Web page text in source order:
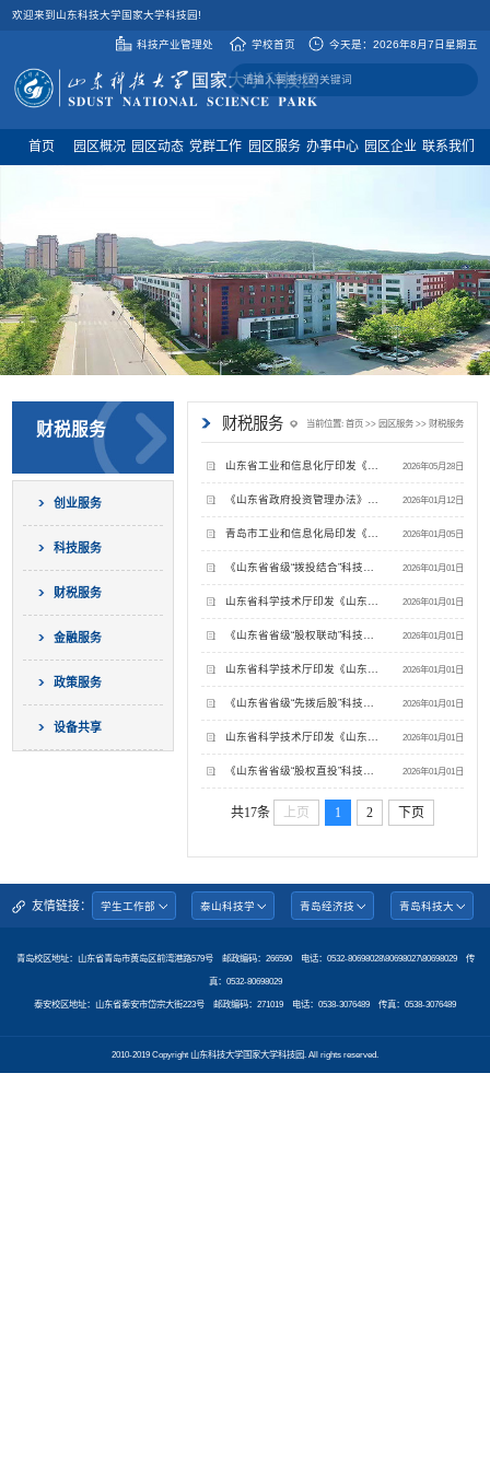
欢迎来到山东科技大学国家大学科技园!
科技产业管理处 学校首页 今天是： 2026年8月7日星期五
首页 园区概况 园区动态 党群工作 园区服务 办事中心 园区企业 联系我们
财税服务
创业服务
科技服务
财税服务
金融服务
政策服务
设备共享
财税服务 当前位置: 首页>> 园区服务>> 财税服务
2026年05月28日
2026年01月12日
2026年01月05日
2026年01月01日
2026年01月01日
2026年01月01日
2026年01月01日
2026年01月01日
2026年01月01日
2026年01月01日
共17条 上页 1 2 下页
友情链接：
青岛校区地址：山东省青岛市黄岛区前湾港路579号 邮政编码：266590 电话：0532-80698028\80698027\80698029 传
真：0532-80698029
泰安校区地址：山东省泰安市岱宗大街223号 邮政编码：271019 电话：0538-3076489 传真：0538-3076489
2010-2019 Copyright 山东科技大学国家大学科技园. All rights reserved.